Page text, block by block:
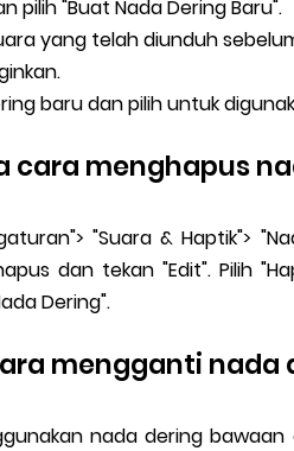
pilih "Buat Nada Dering Baru".
yang telah diunduh
baru dan pilih untuk
cara menghapus
"Suara & Haptik">
dan tekan "Edit". Pilih
Dering".
mengganti nada
nada dering